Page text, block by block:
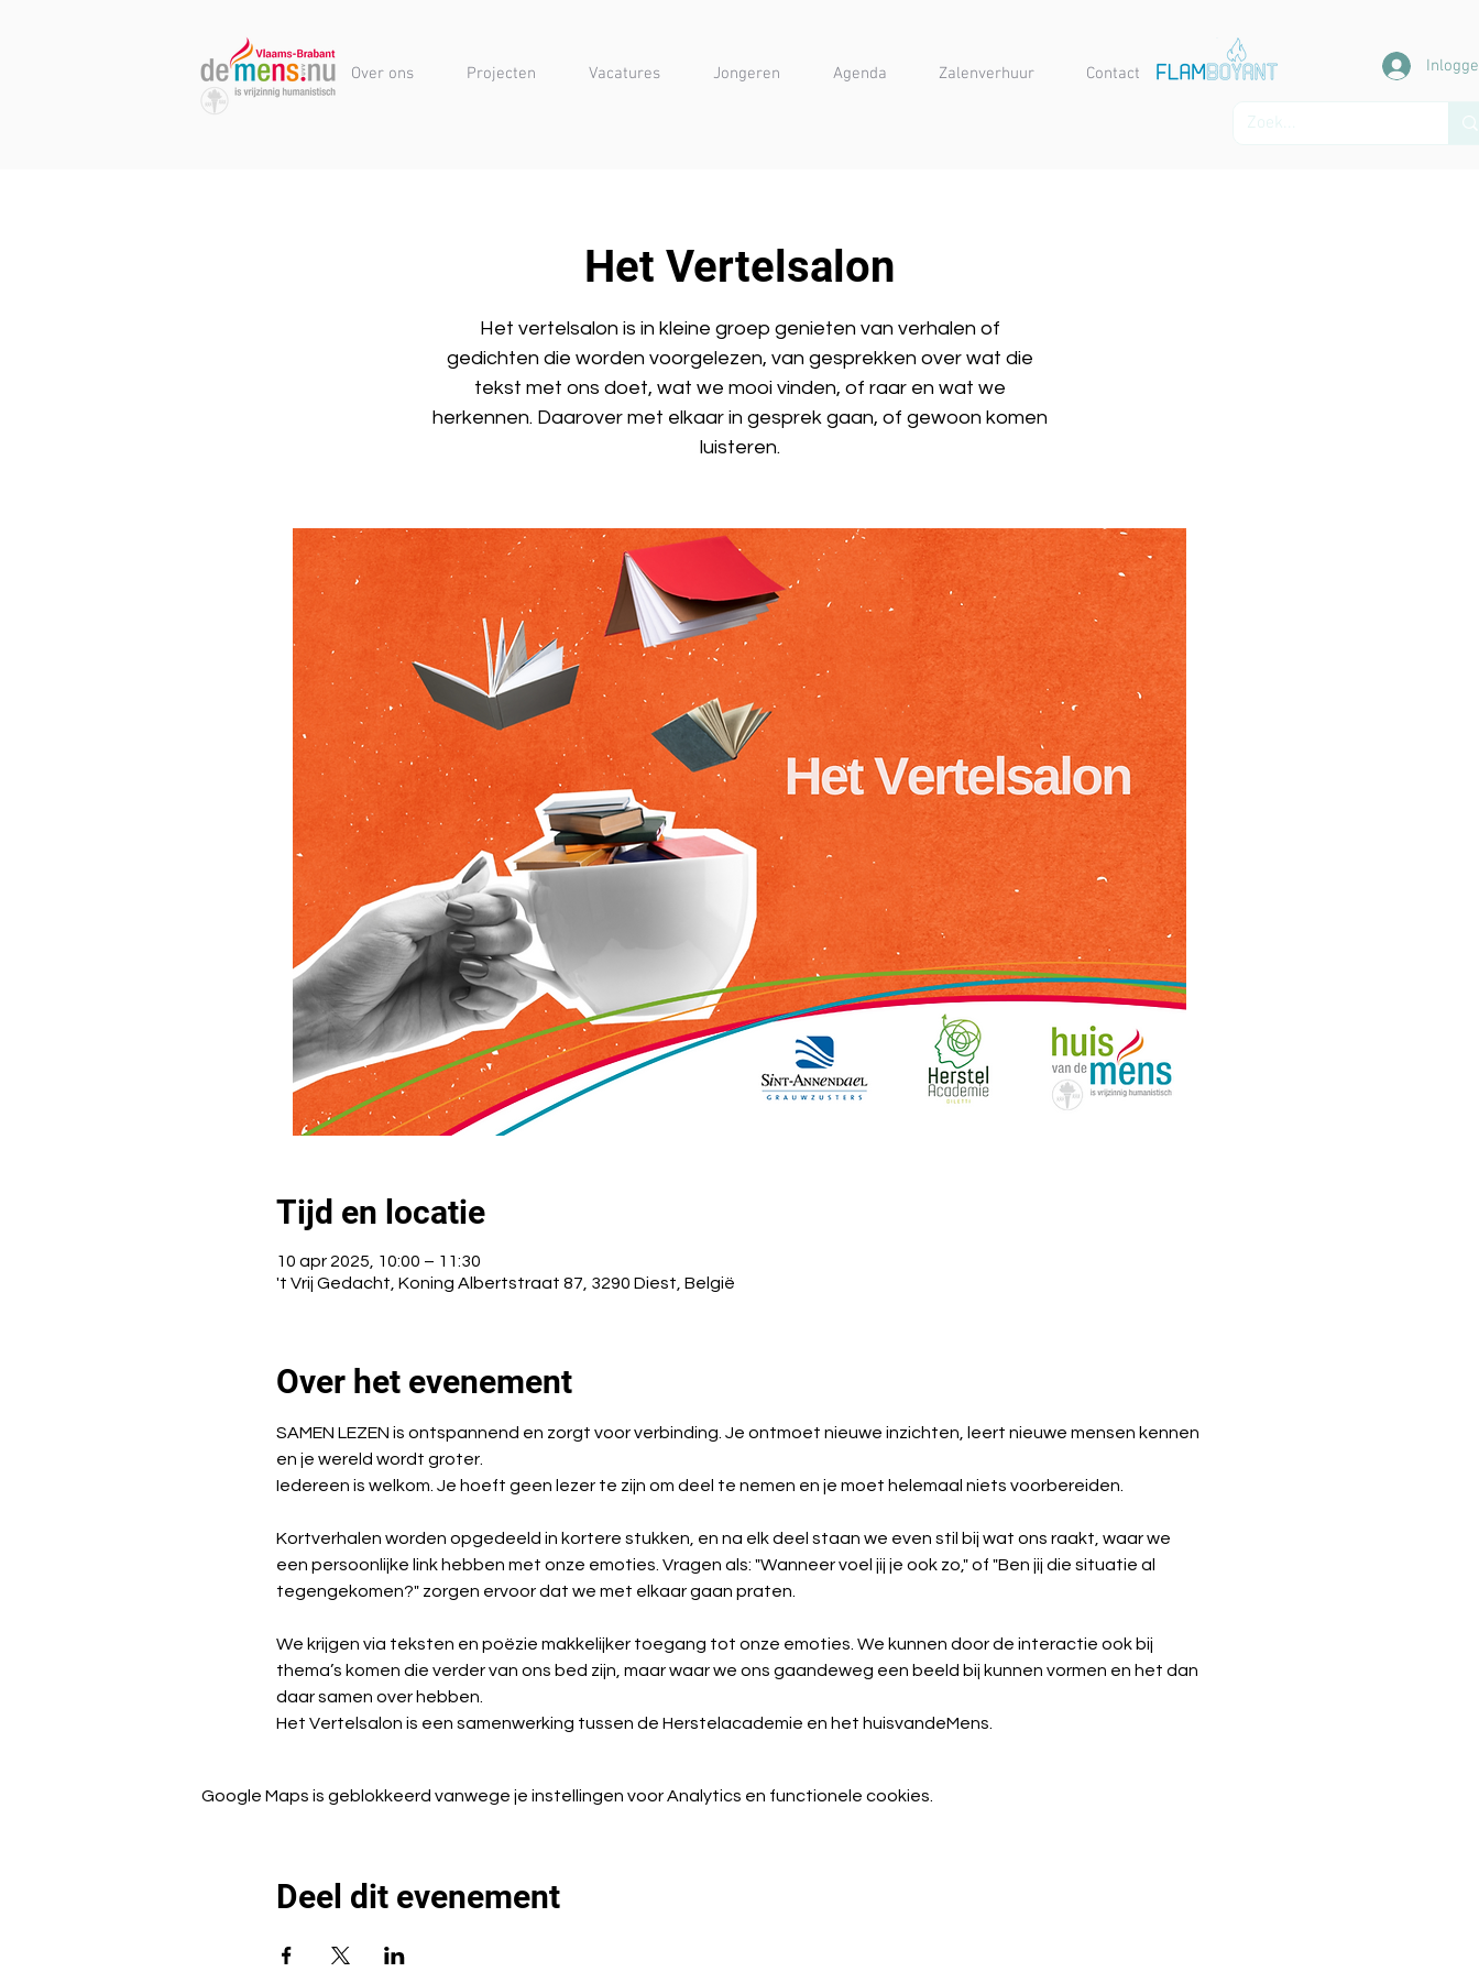
Over ons Projecten Vacatures Jongeren Agenda Zalenverhuur Contact
Het Vertelsalon
Het vertelsalon is in kleine groep genieten van verhalen of
gedichten die worden voorgelezen, van gesprekken over wat die
tekst met ons doet, wat we mooi vinden, of raar en wat we
herkennen. Daarover met elkaar in gesprek gaan, of gewoon komen
luisteren.
Tijd en locatie
10 apr 2025, 10:00 – 11:30
't Vrij Gedacht, Koning Albertstraat 87, 3290 Diest, België
Over het evenement
SAMEN LEZEN is ontspannend en zorgt voor verbinding. Je ontmoet nieuwe inzichten, leert nieuwe mensen kennen
en je wereld wordt groter.
Iedereen is welkom. Je hoeft geen lezer te zijn om deel te nemen en je moet helemaal niets voorbereiden.
Kortverhalen worden opgedeeld in kortere stukken, en na elk deel staan we even stil bij wat ons raakt, waar we
een persoonlijke link hebben met onze emoties. Vragen als: "Wanneer voel jij je ook zo," of "Ben jij die situatie al
tegengekomen?" zorgen ervoor dat we met elkaar gaan praten.
We krijgen via teksten en poëzie makkelijker toegang tot onze emoties. We kunnen door de interactie ook bij
thema’s komen die verder van ons bed zijn, maar waar we ons gaandeweg een beeld bij kunnen vormen en het dan
daar samen over hebben.
Het Vertelsalon is een samenwerking tussen de Herstelacademie en het huisvandeMens.
Google Maps is geblokkeerd vanwege je instellingen voor Analytics en functionele cookies.
Deel dit evenement